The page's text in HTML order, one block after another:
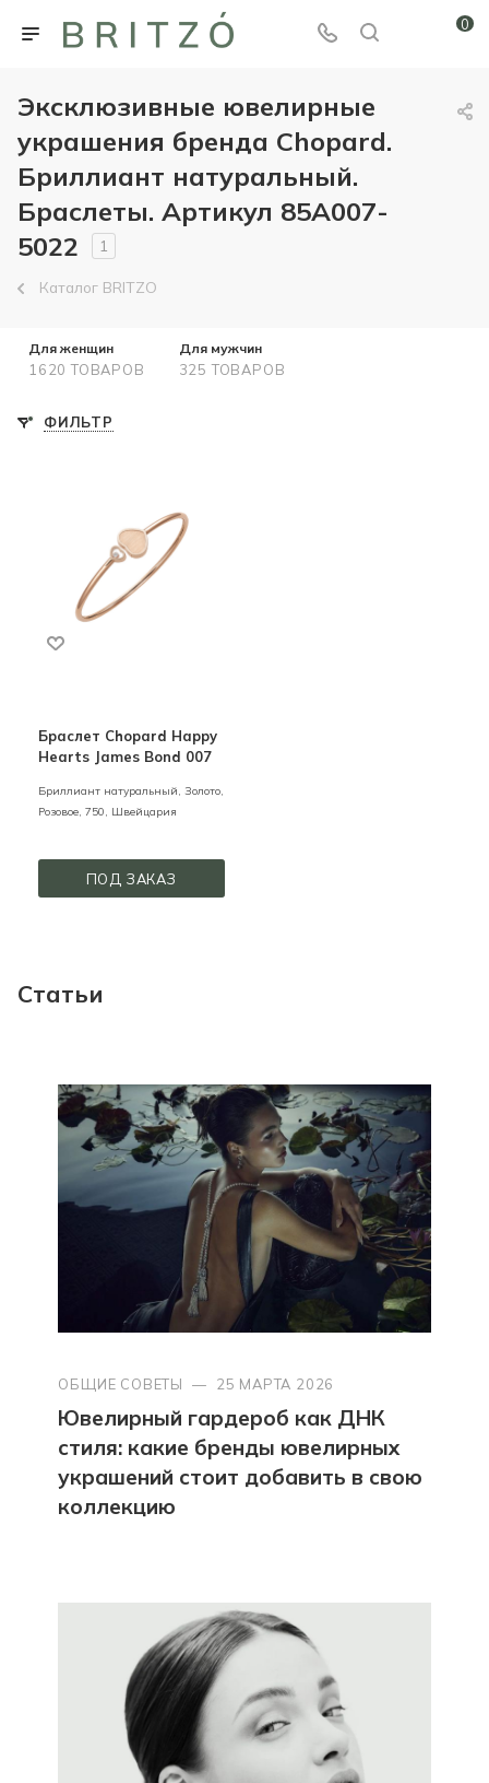
0
Эксклюзивные ювелирные
украшения бренда Chopard.
Бриллиант натуральный.
Браслеты. Артикул 85A007-
5022
1
Каталог BRITZO
Для женщин
1620 ТОВАРОВ
Для мужчин
325 ТОВАРОВ
ФИЛЬТР
Браслет Chopard Happy
Hearts James Bond 007
Бриллиант натуральный, Золото,
Розовое, 750, Швейцария
ПОД ЗАКАЗ
Статьи
ОБЩИЕ СОВЕТЫ — 25 МАРТА 2026
Ювелирный гардероб как ДНК
стиля: какие бренды ювелирных
украшений стоит добавить в свою
коллекцию